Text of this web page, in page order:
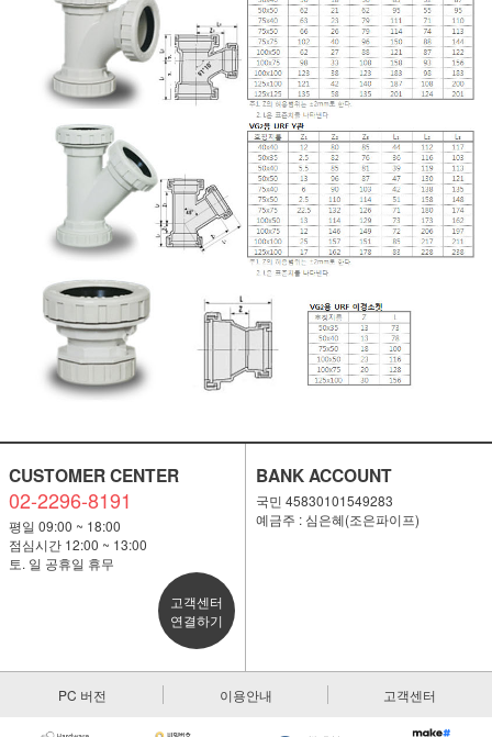
CUSTOMER CENTER
02-2296-8191
평일 09:00 ~ 18:00
점심시간 12:00 ~ 13:00
토. 일 공휴일 휴무
고객센터
연결하기
BANK ACCOUNT
국민 45830101549283
예금주 : 심은혜(조은파이프)
PC 버전 이용안내 고객센터